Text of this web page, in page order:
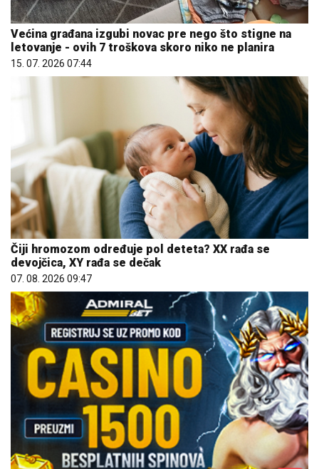
Većina građana izgubi novac pre nego što stigne na
letovanje - ovih 7 troškova skoro niko ne planira
15. 07. 2026 07:44
Čiji hromozom određuje pol deteta? XX rađa se
devojčica, XY rađa se dečak
07. 08. 2026 09:47